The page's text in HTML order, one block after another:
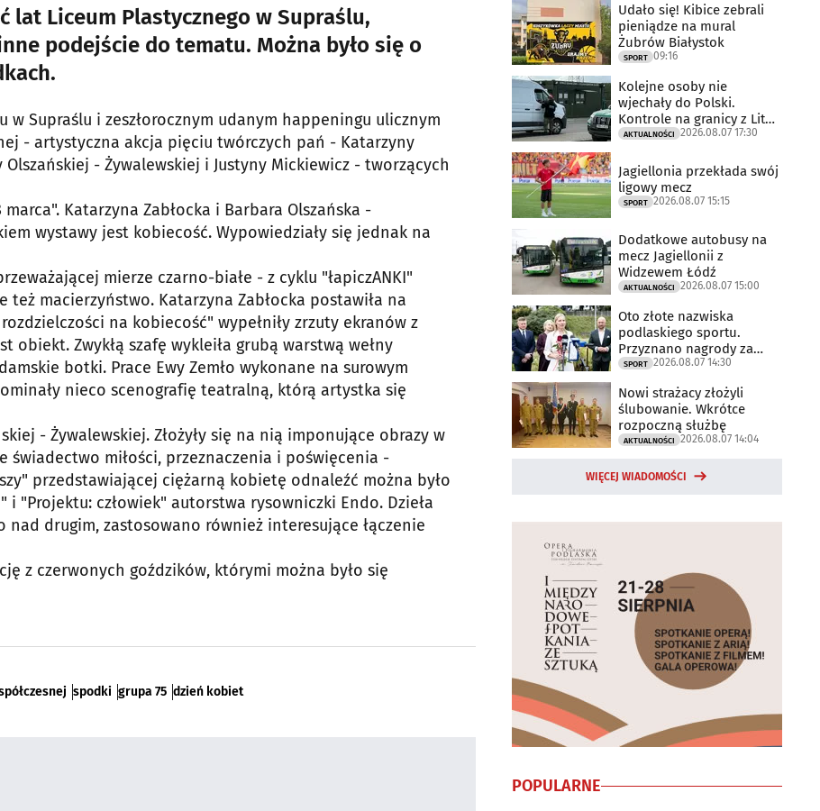
lat Liceum Plastycznego w Supraślu,
podejście do tematu. Można było się o
Supraślu i zeszłorocznym udanym happeningu ulicznym
- artystyczna akcja pięciu twórczych pań - Katarzyny
- Żywalewskiej i Justyny Mickiewicz - tworzących
Katarzyna Zabłocka i Barbara Olszańska -
wystawy jest kobiecość. Wypowiedziały się jednak na
mierze czarno-białe - z cyklu "łapiczANKI"
macierzyństwo. Katarzyna Zabłocka postawiła na
na kobiecość" wypełniły zrzuty ekranów z
Zwykłą szafę wykleiła grubą warstwą wełny
botki. Prace Ewy Zemło wykonane na surowym
nieco scenografię teatralną, którą artystka się
- Żywalewskiej. Złożyły się na nią imponujące obrazy w
miłości, przeznaczenia i poświęcenia -
przedstawiającej ciężarną kobietę odnaleźć można było
"Projektu: człowiek" autorstwa rysowniczki Endo. Dzieła
nad drugim, zastosowano również interesujące łączenie
z czerwonych goździków, którymi można było się
spodki grupa 75 dzień kobiet
Udało się! Kibice zebrali
pieniądze na mural
Żubrów Białystok
SPORT 09:16
Kolejne osoby nie
wjechały do Polski.
Kontrole na granicy z Litwą
trwają
AKTUALNOŚCI 2026.08.07 17:30
Jagiellonia przekłada swój
ligowy mecz
SPORT 2026.08.07 15:15
Dodatkowe autobusy na
mecz Jagiellonii z
Widzewem Łódź
AKTUALNOŚCI 2026.08.07 15:00
Oto złote nazwiska
podlaskiego sportu.
Przyznano nagrody za
2025 rok
SPORT 2026.08.07 14:30
Nowi strażacy złożyli
ślubowanie. Wkrótce
rozpoczną służbę
AKTUALNOŚCI 2026.08.07 14:04
WIĘCEJ WIADOMOŚCI
POPULARNE